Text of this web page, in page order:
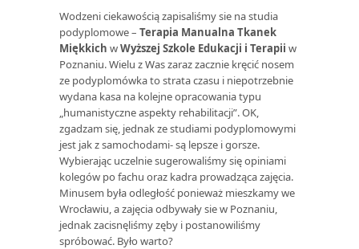
Wodzeni ciekawością zapisaliśmy sie na studia
podyplomowe – Terapia Manualna Tkanek
Miękkich wWyższej Szkole Edukacji i Terapii w
Poznaniu. Wielu z Was zaraz zacznie kręcić nosem
ze podyplomówka to strata czasu i niepotrzebnie
wydana kasa na kolejne opracowania typu
„humanistyczne aspekty rehabilitacji”. OK,
zgadzam się, jednak ze studiami podyplomowymi
jest jak z samochodami- są lepsze i gorsze.
Wybierając uczelnie sugerowaliśmy się opiniami
kolegów po fachu oraz kadra prowadząca zajęcia.
Minusem była odległość ponieważ mieszkamy we
Wrocławiu, a zajęcia odbywały sie w Poznaniu,
jednak zacisnęliśmy zęby i postanowiliśmy
spróbować. Było warto?